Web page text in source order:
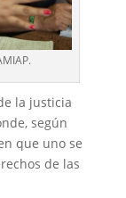
la justicia
según
que uno se
de las